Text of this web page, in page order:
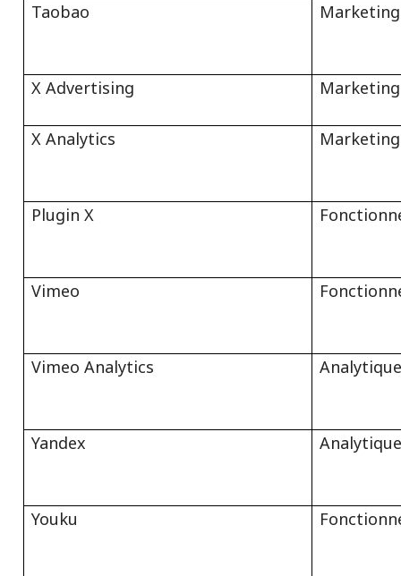
Taobao Marketing
X Advertising Marketing
X Analytics Marketing
Plugin X
Vimeo
Vimeo Analytics Analytique
Yandex Analytique
Youku